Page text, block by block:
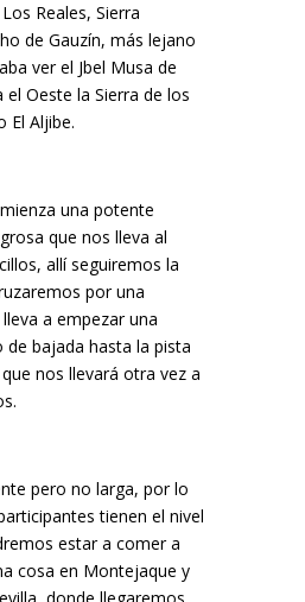
Reales, Sierra
de Gauzín, más lejano
ver el Jbel Musa de
el Oeste la Sierra de los
El Aljibe.
una potente
que nos lleva al
allí seguiremos la
por una
a empezar una
de bajada hasta la pista
nos llevará otra vez a
pero no larga, por lo
tienen el nivel
estar a comer a
cosa en Montejaque y